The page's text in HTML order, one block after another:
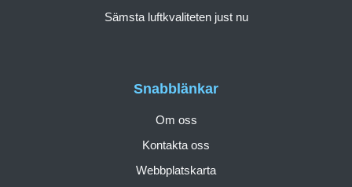
Snabblänkar
Om oss
Kontakta oss
Webbplatskarta
Sämsta luftkvaliteten just nu